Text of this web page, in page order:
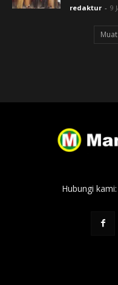
redaktur - 9
Hubungi kami: